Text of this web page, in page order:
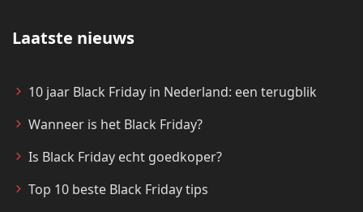
Laatste nieuws
10 jaar Black Friday in Nederland: een terugblik
Wanneer is het Black Friday?
Is Black Friday echt goedkoper?
Top 10 beste Black Friday tips